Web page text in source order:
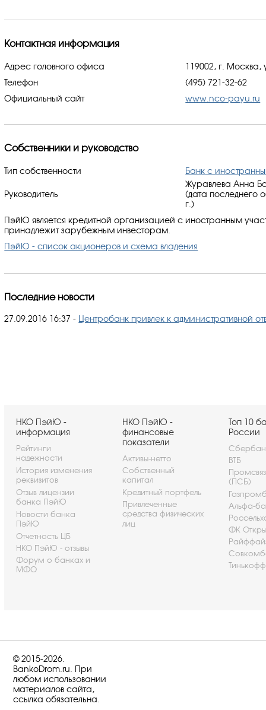
Контактная информация
Адрес головного офиса
119002, г. Москва,
Телефон
(495) 721-32-62
Официальный сайт
www.nco-payu.ru
Собственники и руководство
Тип собственности Банк с
Руководитель
Журавлева Анна
(дата последнего
г.)
ПэйЮ является кредитной организацией с иностранным
принадлежит зарубежным инвесторам.
ПэйЮ - список акционеров и схема владения
Последние новости
27.09.2016 16:37- Центробанк привлек к административной
НКО ПэйЮ -
информация
Рейтинги
надежности
История изменения
реквизитов
Отзыв лицензии
банка ПэйЮ
Новости банка
ПэйЮ
Отчетность ЦБ
НКО ПэйЮ - отзывы
Форум о банках и
МФО
НКО ПэйЮ -
финансовые
показатели
Активы-нетто
Собственный
капитал
Кредитный портфель
Привлеченные
средства физических
лиц
Топ 10
России
ВТБ
(ПСБ)
Альфа-
ФК
© 2015-2026.
BankoDrom.ru. При
любом использовании
материалов сайта,
ссылка обязательна.